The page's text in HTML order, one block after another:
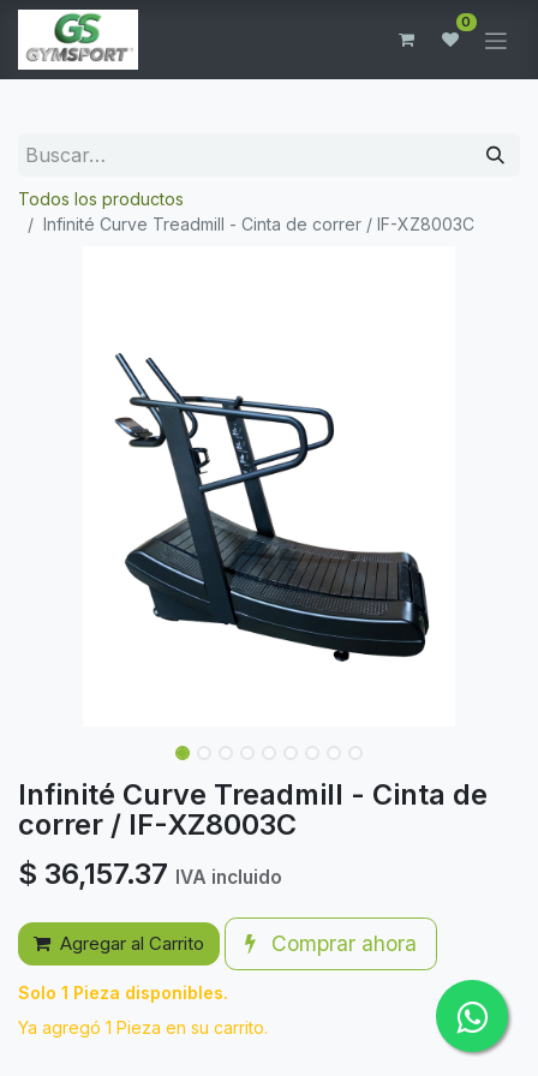
0
Todos los productos
Infinité Curve Treadmill - Cinta de correr / IF-XZ8003C
Infinité Curve Treadmill - Cinta de
correr / IF-XZ8003C
$ 36,157.37 IVA incluido
Agregar al Carrito Comprar ahora
Solo 1 Pieza disponibles.
Ya agregó 1 Pieza en su carrito.